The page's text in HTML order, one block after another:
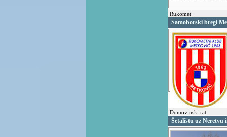
Rukomet
Samoborski bregi
Domovinski rat
Šetalištu uz Neretvu